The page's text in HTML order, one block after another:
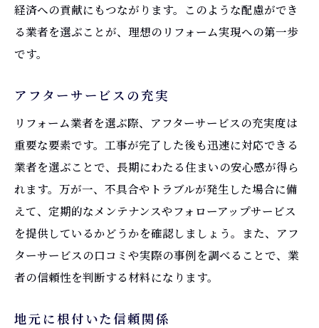
経済への貢献にもつながります。このような配慮ができ
る業者を選ぶことが、理想のリフォーム実現への第一歩
です。
アフターサービスの充実
リフォーム業者を選ぶ際、アフターサービスの充実度は
重要な要素です。工事が完了した後も迅速に対応できる
業者を選ぶことで、長期にわたる住まいの安心感が得ら
れます。万が一、不具合やトラブルが発生した場合に備
えて、定期的なメンテナンスやフォローアップサービス
を提供しているかどうかを確認しましょう。また、アフ
ターサービスの口コミや実際の事例を調べることで、業
者の信頼性を判断する材料になります。
地元に根付いた信頼関係